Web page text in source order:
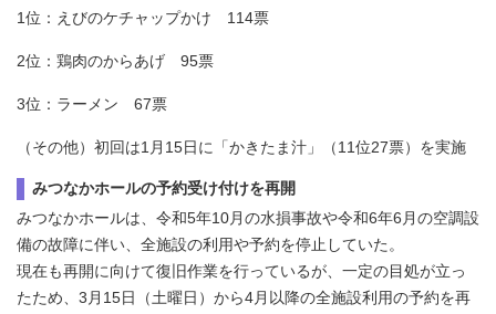
1位：えびのケチャップかけ 114票
2位：鶏肉のからあげ 95票
3位：ラーメン 67票
（その他）初回は1月15日に「かきたま汁」（11位27票）を実施
みつなかホールの予約受け付けを再開
みつなかホールは、令和5年10月の水損事故や令和6年6月の空調設
備の故障に伴い、全施設の利用や予約を停止していた。
現在も再開に向けて復旧作業を行っているが、一定の目処が立っ
たため、3月15日（土曜日）から4月以降の全施設利用の予約を再